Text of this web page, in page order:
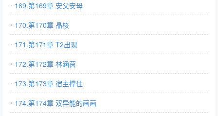
169.第169章 安父安母
170.第170章 晶核
171.第171章 T2出现
172.第172章 林涵茵
173.第173章 宿主撑住
174.第174章 双异能的画画